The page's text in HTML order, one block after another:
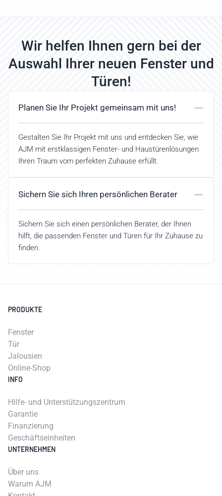
Wir helfen Ihnen gern bei der
Auswahl Ihrer neuen Fenster und
Türen!
Planen Sie Ihr Projekt gemeinsam mit uns!
Gestalten Sie Ihr Projekt mit uns und entdecken Sie, wie
AJM mit erstklassigen Fenster- und Haustürenlösungen
Ihren Traum vom perfekten Zuhause erfüllt.
Sichern Sie sich Ihren persönlichen Berater
Sichern Sie sich einen persönlichen Berater, der Ihnen
hilft, die passenden Fenster und Türen für Ihr Zuhause zu
finden.
PRODUKTE
Fenster
Tür
Jalousien
Online-Shop
INFO
Hilfe- und Unterstützungszentrum
Garantie
Finanzierung
Geschäftseinheiten
UNTERNEHMEN
Über uns
Warum AJM